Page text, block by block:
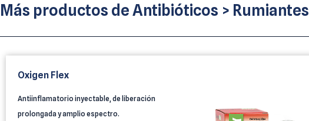
Más productos deAntibióticos > Rumiantes
Oxigen Flex
Antiinflamatorio inyectable, de liberación
prolongada y amplio espectro.